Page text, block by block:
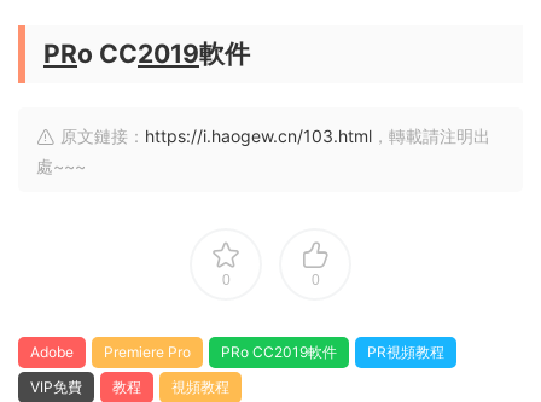
PRo CC2019軟件
原文鏈接： https://i.haogew.cn/103.html ，轉載請注明出
處~~~
0 0
Adobe Premiere Pro PRo CC2019軟件
PR視頻教程
VIP免費
教程 視頻教程